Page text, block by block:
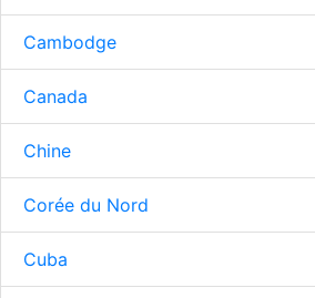
Cambodge
Canada
Chine
Corée du Nord
Cuba